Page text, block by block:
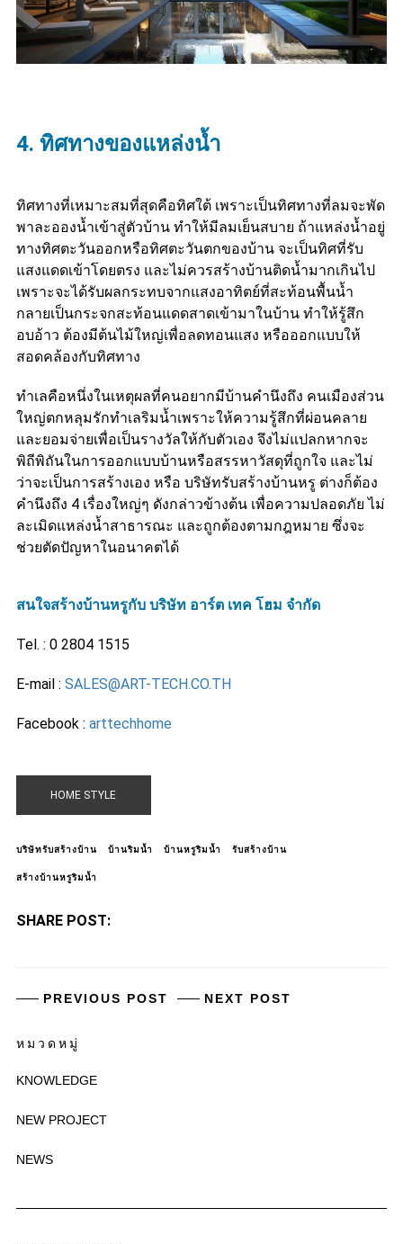
4. ทิศทางของแหล่งน้ำ
ทิศทางที่เหมาะสมที่สุดคือทิศใต้ เพราะเป็นทิศทางที่ลมจะพัด
พาละอองน้ำเข้าสู่ตัวบ้าน ทำให้มีลมเย็นสบาย ถ้าแหล่งน้ำอยู่
ทางทิศตะวันออกหรือทิศตะวันตกของบ้าน จะเป็นทิศที่รับ
แสงแดดเข้าโดยตรง และไม่ควรสร้างบ้านติดน้ำมากเกินไป
เพราะจะได้รับผลกระทบจากแสงอาทิตย์ที่สะท้อนพื้นน้ำ
กลายเป็นกระจกสะท้อนแดดสาดเข้ามาในบ้าน ทำให้รู้สึก
อบอ้าว ต้องมีต้นไม้ใหญ่เพื่อลดทอนแสง หรือออกแบบให้
สอดคล้องกับทิศทาง
ทำเลคือหนึ่งในเหตุผลที่คนอยากมีบ้านคำนึงถึง คนเมืองส่วน
ใหญ่ตกหลุมรักทำเลริมน้ำเพราะให้ความรู้สึกที่ผ่อนคลาย
และยอมจ่ายเพื่อเป็นรางวัลให้กับตัวเอง จึงไม่แปลกหากจะ
พิถีพิถันในการออกแบบบ้านหรือสรรหาวัสดุที่ถูกใจ และไม่
ว่าจะเป็นการสร้างเอง หรือ บริษัทรับสร้างบ้านหรู ต่างก็ต้อง
คำนึงถึง 4 เรื่องใหญ่ๆ ดังกล่าวข้างต้น เพื่อความปลอดภัย ไม่
ละเมิดแหล่งน้ำสาธารณะ และถูกต้องตามกฎหมาย ซึ่งจะ
ช่วยตัดปัญหาในอนาคตได้
สนใจสร้างบ้านหรูกับ บริษัท อาร์ต เทค โฮม จำกัด
Tel. : 0 2804 1515
E-mail : SALES@ART-TECH.CO.TH
Facebook : arttechhome
HOME STYLE
บริษัทรับสร้างบ้าน บ้านริมน้ำ บ้านหรูริมน้ำ รับสร้างบ้าน
สร้างบ้านหรูริมน้ำ
SHARE POST:
PREVIOUS POST NEXT POST
หมวดหมู่
KNOWLEDGE
NEW PROJECT
NEWS